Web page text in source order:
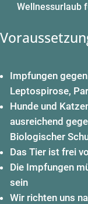
Wellnessurlaub
Impfungen
Leptospirose,
Hunde und
ausreichend
Biologischer
Das Tier ist frei
Die Impfungen
sein
Wir richten uns